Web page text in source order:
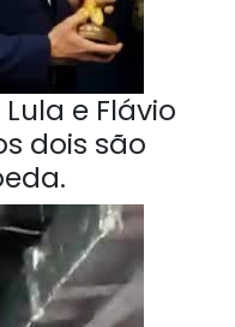
e Flávio
dois são